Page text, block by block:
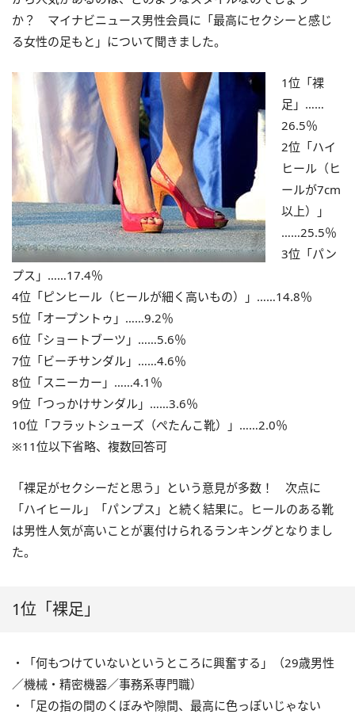
か？ マイナビニュース男性会員に「最高にセクシーと感じ
る女性の足もと」について聞きました。
1位「裸
足」……
26.5％
2位「ハイ
ヒール（ヒ
ールが7cm
以上）」
……25.5％
3位「パン
プス」……17.4％
4位「ピンヒール（ヒールが細く高いもの）」……14.8％
5位「オープントゥ」……9.2％
6位「ショートブーツ」……5.6％
7位「ビーチサンダル」……4.6％
8位「スニーカー」……4.1％
9位「つっかけサンダル」……3.6％
10位「フラットシューズ（ぺたんこ靴）」……2.0％
※11位以下省略、複数回答可
「裸足がセクシーだと思う」という意見が多数！ 次点に
「ハイヒール」「パンプス」と続く結果に。ヒールのある靴
は男性人気が高いことが裏付けられるランキングとなりまし
た。
1位「裸足」
・「何もつけていないというところに興奮する」（29歳男性
／機械・精密機器／事務系専門職）
・「足の指の間のくぼみや隙間、最高に色っぽいじゃない